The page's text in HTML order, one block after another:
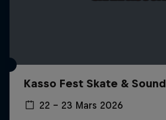
Kasso Fest Skate & Sound
22 – 23 Mars 2026